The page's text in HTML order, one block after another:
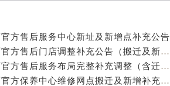
方售后服务中心新址及新增点补充公告
2026年7月百达翡丽官方售后门店调整补充公告（搬迁及新开）
2026年7月百达翡丽官方售后服务布局完整补充调整（含迁址及新开）
2026年7月百达翡丽官方保养中心维修网点搬迁及新增补充确认终稿内容公示